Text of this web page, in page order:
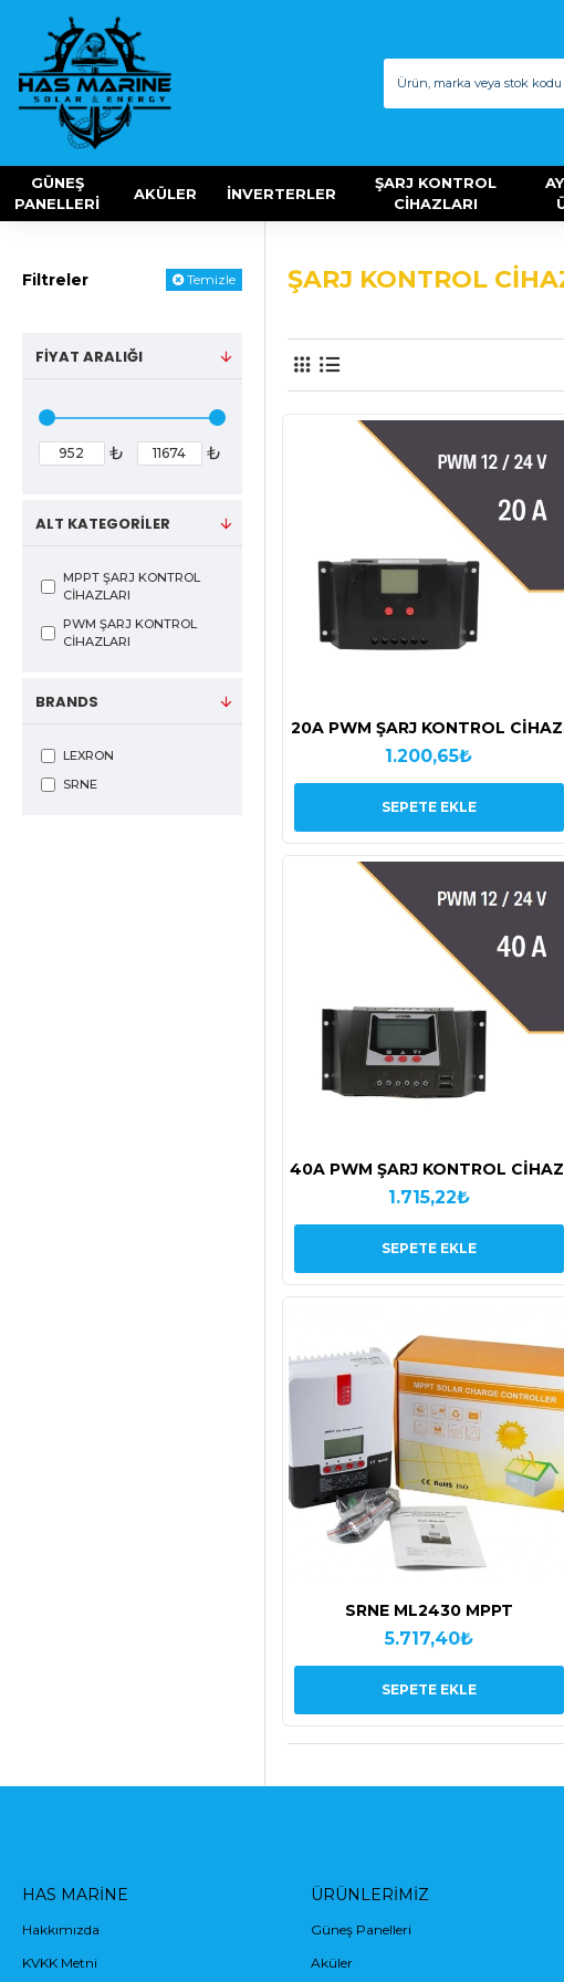
GÜNEŞ
PANELLERİ
AKÜLER İNVERTERLER
ŞARJ KONTROL
CİHAZLARI
Filtreler Temizle
FIYAT ARALIĞI
₺ ₺
ALT KATEGORILER
MPPT ŞARJ KONTROL
CİHAZLARI
PWM ŞARJ KONTROL
CİHAZLARI
BRANDS
LEXRON
SRNE
ŞARJ KONTROL
20A PWM ŞARJ KONTROL
1.200,65₺
SEPETE EKLE
40A PWM ŞARJ KONTROL
1.715,22₺
SEPETE EKLE
SRNE ML2430 MPPT
5.717,40₺
SEPETE EKLE
HAS MARINE
Hakkımızda
KVKK Metni
ÜRÜNLERIMIZ
Güneş Panelleri
Aküler